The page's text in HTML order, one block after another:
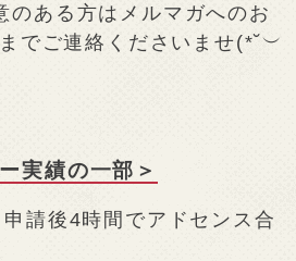
のある方はメルマガへのお
でご連絡くださいませ(*˘︶
実績の一部＞
請後4時間でアドセンス合